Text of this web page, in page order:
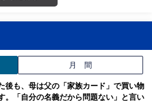
月 間
後も、母は父の「家族カード」で買い物
。「自分の名義だから問題ない」と言い